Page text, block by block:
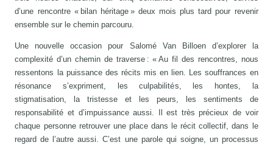
d’une rencontre « bilan héritage » deux mois plus tard pour revenir
ensemble sur le chemin parcouru.
Une nouvelle occasion pour Salomé Van Billoen d’explorer la
complexité d’un chemin de traverse : « Au fil des rencontres, nous
ressentons la puissance des récits mis en lien. Les souffrances en
résonance s’expriment, les culpabilités, les hontes, la
stigmatisation, la tristesse et les peurs, les sentiments de
responsabilité et d’impuissance aussi. Il est très précieux de voir
chaque personne retrouver une place dans le récit collectif, dans le
regard de l’autre aussi. C’est une parole qui soigne, un processus